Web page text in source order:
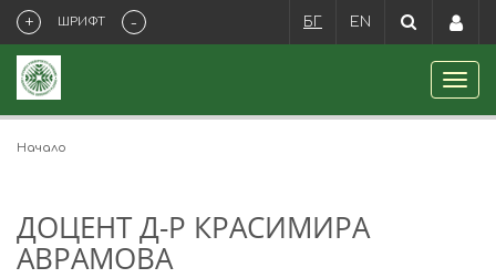
+ ШРИФТ - БГ EN
Начало
ДОЦЕНТ Д-Р КРАСИМИРА
АВРАМОВА